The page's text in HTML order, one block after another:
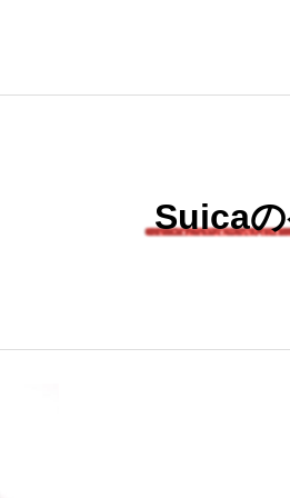
Suica